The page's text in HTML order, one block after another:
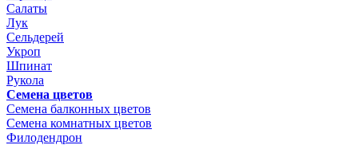
Салаты
Лук
Сельдерей
Укроп
Шпинат
Рукола
Семена цветов
Семена балконных цветов
Семена комнатных цветов
Филодендрон